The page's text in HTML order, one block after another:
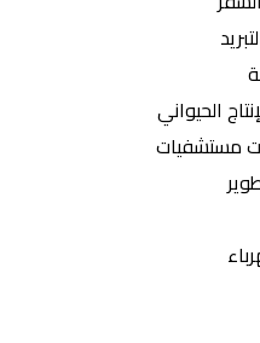
الحيواني
مستشفيات